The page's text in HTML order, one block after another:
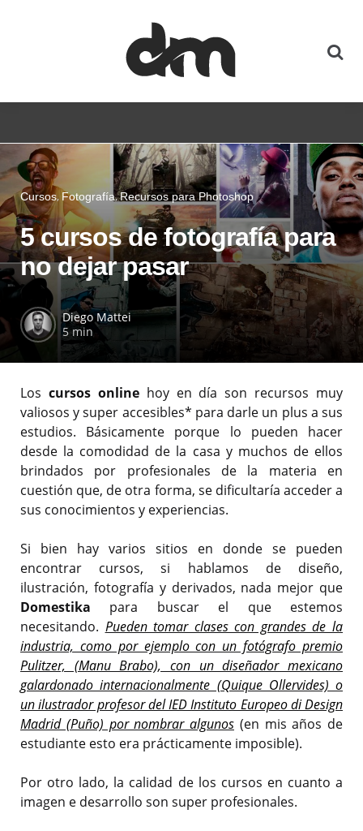
Cursos Fotografía Recursos para Photoshop
5 cursos de fotografía para
no dejar pasar
Diego Mattei
5 min
Los cursos onlinehoy en día son recursos muy
valiosos y super accesibles* para darle un plus a sus
estudios. Básicamente porque lo pueden hacer
desde la comodidad de la casa y muchos de ellos
brindados por profesionales de la materia en
cuestión que, de otra forma, se dificultaría acceder a
sus conocimientos y experiencias.
Si bien hay varios sitios en donde se pueden
encontrar cursos, si hablamos de diseño,
ilustración, fotografía y derivados, nada mejor que
Domestika para buscar el que estemos
necesitando. Pueden tomar clases con grandes de la
industria, como por ejemplo con un fotógrafo premio
Pulitzer, (Manu Brabo), con un diseñador mexicano
galardonado internacionalmente (Quique Ollervides) o
un ilustrador profesor del IED Instituto Europeo di Design
Madrid (Puño) por nombrar algunos (en mis años de
estudiante esto era prácticamente imposible).
Por otro lado, la calidad de los cursos en cuanto a
imagen e desarrollo son super profesionales.